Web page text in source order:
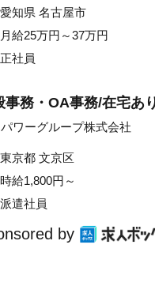
愛知県 名古屋市
月給25万円～37万円
正社員
事務・OA事務/在宅あ
ワーグループ株式会社
東京都 文京区
時給1,800円～
派遣社員
by